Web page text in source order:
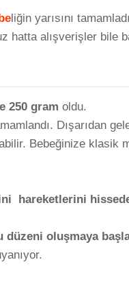
liğin yarısını
hatta alışverişler bile
250 gram oldu.
Dışarıdan
Bebeğinize klasik
hareketlerini
düzeni oluşmaya